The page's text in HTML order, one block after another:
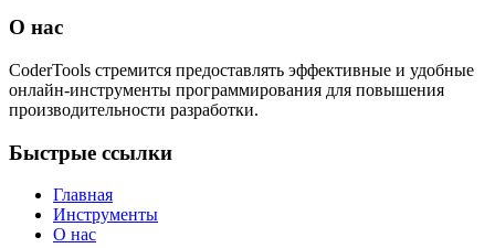
О нас
CoderTools стремится предоставлять эффективные и удобные
онлайн-инструменты программирования для повышения
производительности разработки.
Быстрые ссылки
Главная
Инструменты
О нас